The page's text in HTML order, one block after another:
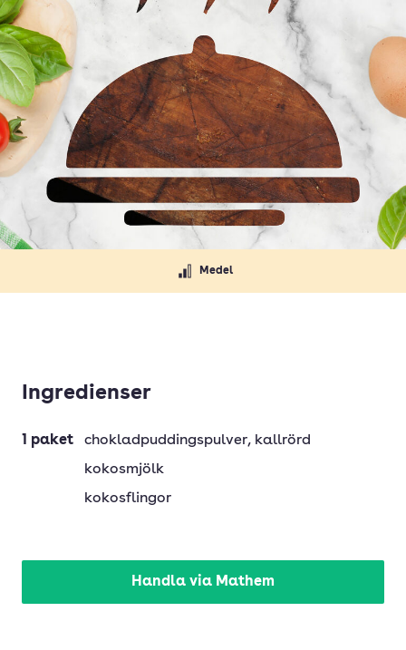
Medel
Ingredienser
1 paket chokladpuddingspulver, kallrörd
kokosmjölk
kokosflingor
Handla via Mathem